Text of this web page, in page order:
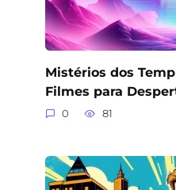
Mistérios dos
Filmes para
0 81